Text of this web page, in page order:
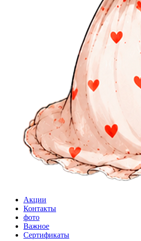
Акции
Контакты
фото
Важное
Сертификаты